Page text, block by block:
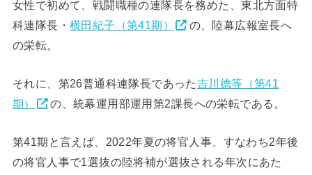
女性で初めて、戦闘職種の連隊長を務めた、東北方面特
科連隊長・ 横田紀子（第41期）
の、陸幕広報室長へ
の栄転。
それに、第26普通科連隊長であった吉川德等（第41
期）
の、統幕運用部運用第2課長への栄転である。
第41期と言えば、2022年夏の将官人事、すなわち2年後
の将官人事で1選抜の陸将補が選抜される年次にあた